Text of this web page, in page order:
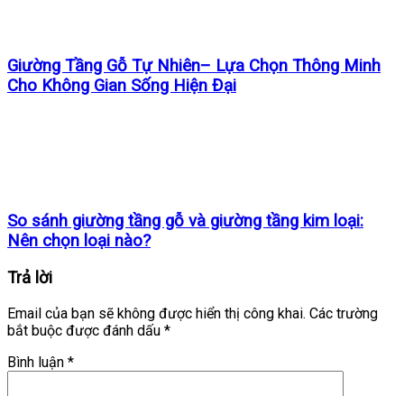
Giường Tầng Gỗ Tự Nhiên– Lựa Chọn Thông Minh
Cho Không Gian Sống Hiện Đại
So sánh giường tầng gỗ và giường tầng kim loại:
Nên chọn loại nào?
Trả lời
Email của bạn sẽ không được hiển thị công khai. Các trường
bắt buộc được đánh dấu *
Bình luận *